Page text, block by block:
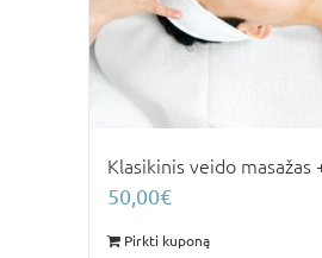
Klasikinis veido masažas
50,00€
Pirkti kuponą